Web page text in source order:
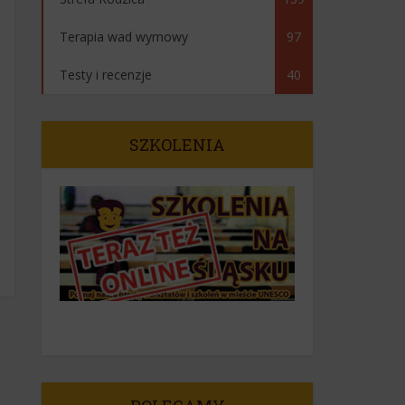
Terapia wad wymowy 97
Testy i recenzje 40
SZKOLENIA